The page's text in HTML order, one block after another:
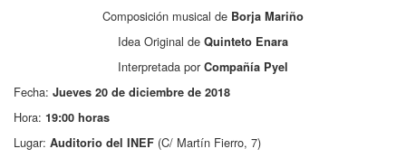
Composición musical de Borja Mariño
Idea Original de Quinteto Enara
Interpretada por Compañía Pyel
Fecha: Jueves 20 de diciembre de 2018
Hora: 19:00 horas
Lugar: Auditorio del INEF (C/ Martín Fierro, 7)